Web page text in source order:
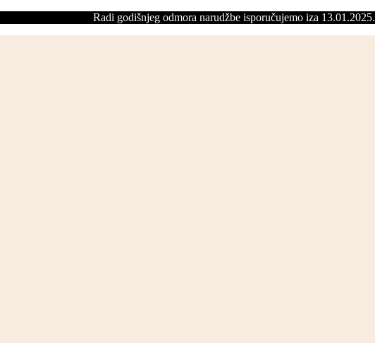
Radi godišnjeg odmora narudžbe isporučujemo iza 13.01.2025.